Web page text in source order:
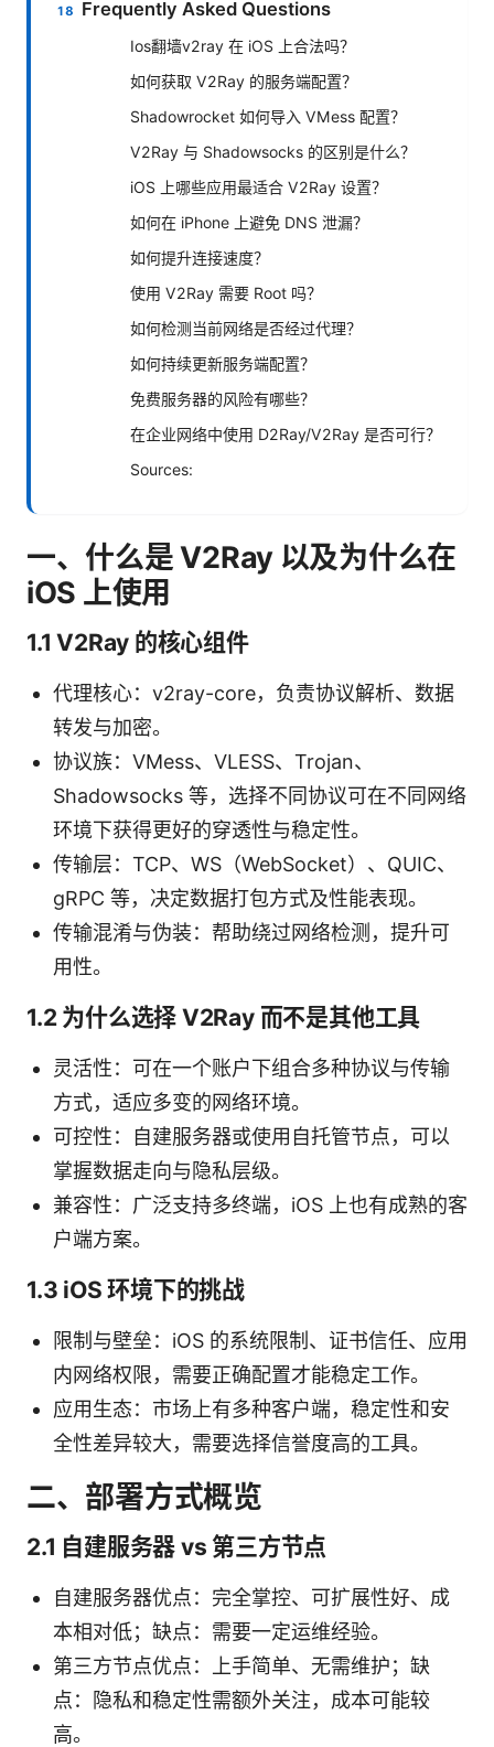
Frequently Asked Questions
Ios翻墙v2ray 在 iOS 上合法吗？
如何获取 V2Ray 的服务端配置？
Shadowrocket 如何导入 VMess 配置？
V2Ray 与 Shadowsocks 的区别是什么？
iOS 上哪些应用最适合 V2Ray 设置？
如何在 iPhone 上避免 DNS 泄漏？
如何提升连接速度？
使用 V2Ray 需要 Root 吗？
如何检测当前网络是否经过代理？
如何持续更新服务端配置？
免费服务器的风险有哪些？
在企业网络中使用 D2Ray/V2Ray 是否可行？
Sources:
一、什么是 V2Ray 以及为什么在
iOS 上使用
1.1 V2Ray 的核心组件
代理核心：v2ray-core，负责协议解析、数据
转发与加密。
协议族：VMess、VLESS、Trojan、
Shadowsocks 等，选择不同协议可在不同网络
环境下获得更好的穿透性与稳定性。
传输层：TCP、WS（WebSocket）、QUIC、
gRPC 等，决定数据打包方式及性能表现。
传输混淆与伪装：帮助绕过网络检测，提升可
用性。
1.2 为什么选择 V2Ray 而不是其他工具
灵活性：可在一个账户下组合多种协议与传输
方式，适应多变的网络环境。
可控性：自建服务器或使用自托管节点，可以
掌握数据走向与隐私层级。
兼容性：广泛支持多终端，iOS 上也有成熟的客
户端方案。
1.3 iOS 环境下的挑战
限制与壁垒：iOS 的系统限制、证书信任、应用
内网络权限，需要正确配置才能稳定工作。
应用生态：市场上有多种客户端，稳定性和安
全性差异较大，需要选择信誉度高的工具。
二、部署方式概览
2.1 自建服务器 vs 第三方节点
自建服务器优点：完全掌控、可扩展性好、成
本相对低；缺点：需要一定运维经验。
第三方节点优点：上手简单、无需维护；缺
点：隐私和稳定性需额外关注，成本可能较
高。